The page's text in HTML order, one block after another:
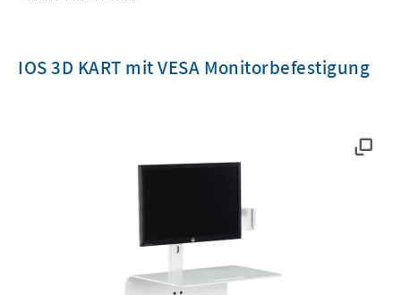
IOS 3D KART mit VESA Monitorbefestigung